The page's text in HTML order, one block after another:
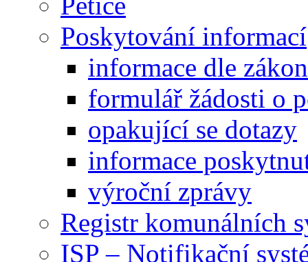
Poskytování informací
informace dle
formulář žádosti o
opakující se dotazy
informace
výroční zprávy
Registr komunálních
ISP – Notifikační